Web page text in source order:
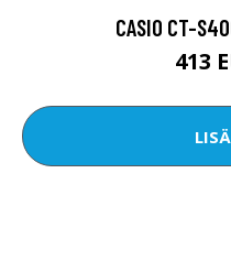
CASIO CT-
413